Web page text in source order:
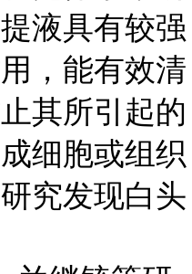
液具有较强
，能有效清
其所引起的
细胞或组织
究发现白头